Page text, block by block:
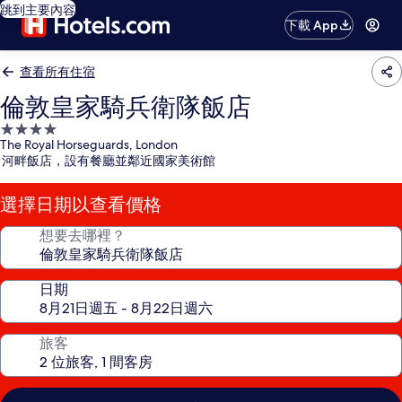
跳到主要內容
下載 App
查看所有住宿
倫敦皇家騎兵衛隊飯店
4.0
星
級
住
宿
The Royal Horseguards, London
河畔飯店，設有餐廳並鄰近國家美術館
選擇日期以查看價格
想要去哪裡？
日期
旅客